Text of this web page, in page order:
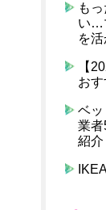
も
い…
を
【
お
ベ
業
紹介